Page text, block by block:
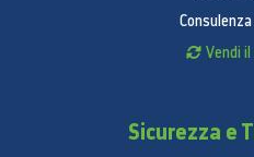
Vendi
Sicurezza e